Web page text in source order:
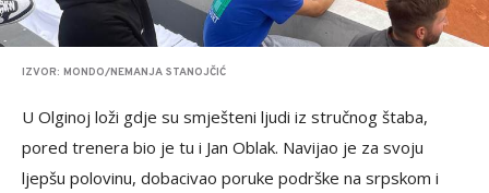
IZVOR: MONDO/NEMANJA STANOJČIĆ
U Olginoj loži gdje su smješteni ljudi iz stručnog štaba,
pored trenera bio je tu i Jan Oblak. Navijao je za svoju
ljepšu polovinu, dobacivao poruke podrške na srpskom i